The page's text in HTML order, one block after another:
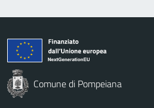
Comune di Pompeiana